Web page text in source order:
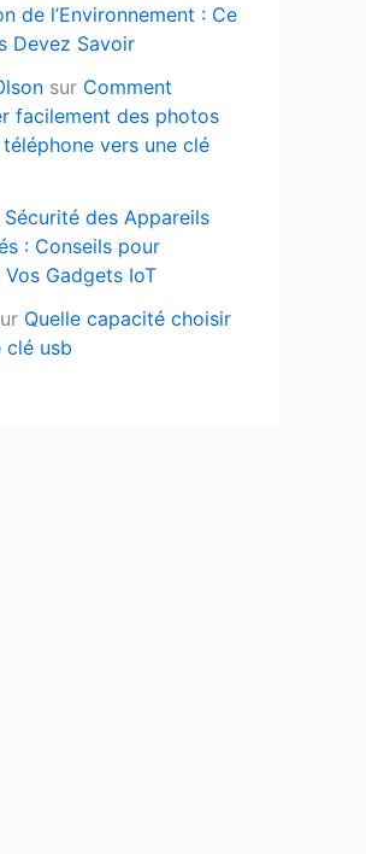
de l’Environnement : Ce
Devez Savoir
sur Comment
facilement des photos
vers une clé
Sécurité des Appareils
: Conseils pour
Gadgets IoT
Quelle capacité choisir
clé usb